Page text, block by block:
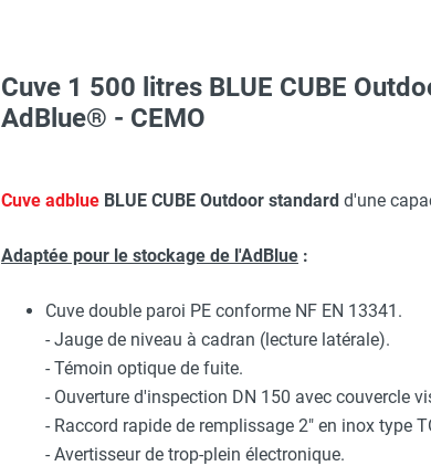
Déchargement matériel par camion hayon -
Logiciel pour compteur digital avec contrôle
Jauge de niveau à cadran pour stations CUBE -
Veste de chantier PE10J - Taille XL - HUSQVARNA
Casque de protection blanc avec protège-menton
Cuve 1 500 litres BLUE CUBE
AdBlue® - CEMO
Cuve adblue BLUE CUBE Outdoor standard d'une
Adaptée pour le stockage de l'AdBlue :
Cuve double paroi PE conforme NF EN 13341.
- Jauge de niveau à cadran (lecture latérale).
- Témoin optique de fuite.
- Ouverture d'inspection DN 150 avec couvercle
- Raccord rapide de remplissage 2" en inox type
- Avertisseur de trop-plein électronique.